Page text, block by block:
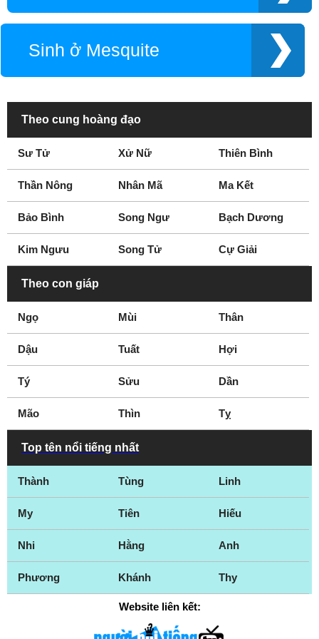
Midland
Mineola
Orange
Richmond
San Angelo
San Antonio
San Marcos
Seguin
Sherman
Spring
Stephenville
Waco
Waxahachie
Sinh ở Mesquite
Theo cung hoàng đạo
Sư Tử Xử Nữ Thiên Bình
Thần Nông Nhân Mã Ma Kết
Bảo Bình Song Ngư Bạch Dương
Kim Ngưu Song Tử Cự Giải
Theo con giáp
Ngọ Mùi Thân
Dậu Tuất Hợi
Tý Sửu Dần
Mão Thìn Tỵ
Top tên nổi tiếng nhất
Thành Tùng Linh
My Tiên Hiếu
Nhi Hằng Anh
Phương Khánh Thy
Website liên kết: